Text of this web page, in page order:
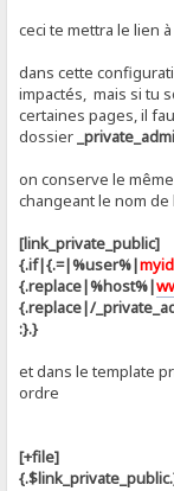
ceci te mettra le lien
dans cette
impactés, mais si tu
certaines pages, il
dossier
on conserve le
changeant le nom
[link_private_public]
{.if|{.=|%user%|
{.replace|%host%|
{.replace|/
:}.}
et dans le template
ordre
[+file]